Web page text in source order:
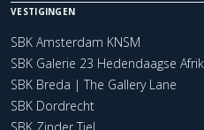
VESTIGINGEN
SBK Amsterdam KNSM
SBK Galerie 23 Hedendaagse
SBK Breda | The Gallery Lane
SBK Dordrecht